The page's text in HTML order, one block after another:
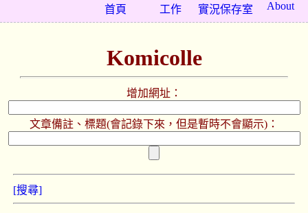
About
實況保存室
工作
首頁
Komicolle
增加網址：
文章備註、標題(會記錄下來，但是暫時不會顯示)：
[搜尋]